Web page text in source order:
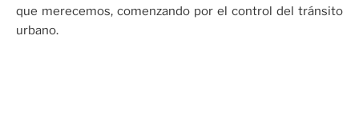
que merecemos, comenzando por el control del tránsito
urbano.